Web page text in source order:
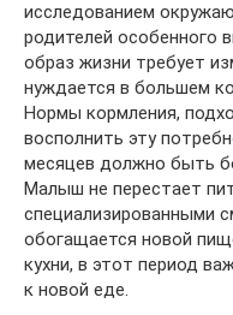
исследованием
родителей особенного
образ жизни требует
нуждается в большем
Нормы кормления,
восполнить эту
месяцев должно быть
Малыш не перестает
специализированными
обогащается новой
кухни, в этот период
к новой еде.